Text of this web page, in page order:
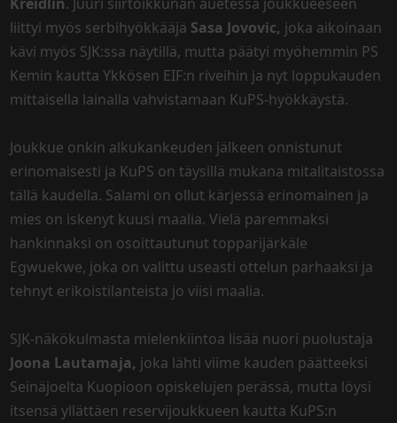
liittyi myös serbihyökkääjä Sasa Jovovic, joka aikoinaan
kävi myös SJK:ssa näytillä, mutta päätyi myöhemmin PS
Kemin kautta Ykkösen EIF:n riveihin ja nyt loppukauden
mittaisella lainalla vahvistamaan KuPS-hyökkäystä.
Joukkue onkin alkukankeuden jälkeen onnistunut
erinomaisesti ja KuPS on täysillä mukana mitalitaistossa
tällä kaudella. Salami on ollut kärjessä erinomainen ja
mies on iskenyt kuusi maalia. Vielä paremmaksi
hankinnaksi on osoittautunut topparijärkäle
Egwuekwe, joka on valittu useasti ottelun parhaaksi ja
tehnyt erikoistilanteista jo viisi maalia.
SJK-näkökulmasta mielenkiintoa lisää nuori puolustaja
Joona Lautamaja, joka lähti viime kauden päätteeksi
Seinäjoelta Kuopioon opiskelujen perässä, mutta löysi
itsensä yllättäen reservijoukkueen kautta KuPS:n